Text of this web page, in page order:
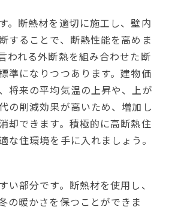
。断熱材を適切に施工し、壁内
することで、断熱性能を高めま
われる外断熱を組み合わせた断
準になりつつあります。建物価
将来の平均気温の上昇や、上が
の削減効果が高いため、増加し
却できます。積極的に高断熱住
な住環境を手に入れましょう。
い部分です。断熱材を使用し、
の暖かさを保つことができま